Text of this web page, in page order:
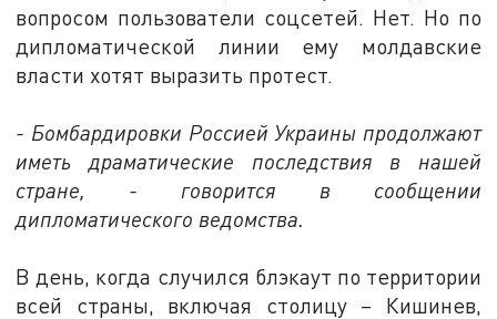
вопросом пользователи соцсетей. Нет. Но по
дипломатической линии ему молдавские
власти хотят выразить протест.
- Бомбардировки Россией Украины продолжают
иметь драматические последствия в нашей
стране, - говорится в сообщении
дипломатического ведомства.
В день, когда случился блэкаут по территории
всей страны, включая столицу – Кишинев,